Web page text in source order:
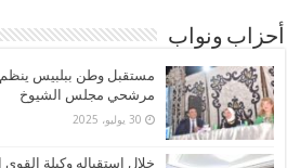
أحزاب ونواب
مستقبل وطن ببلبيس ينظم
مرشحي مجلس الشيوخ
30 يوليو، 2025
خلال استقباله وكيلة